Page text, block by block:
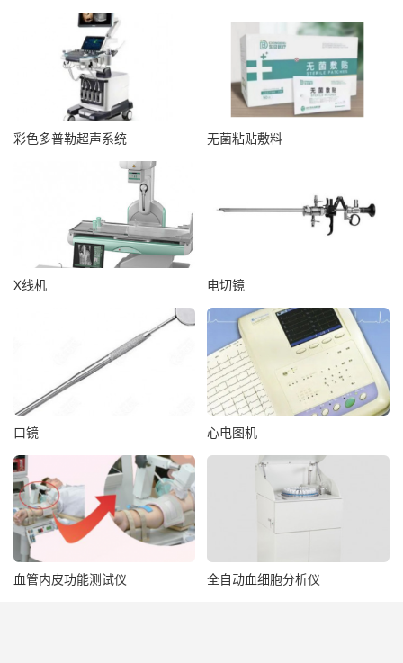
彩色多普勒超声系统 无菌粘贴敷料
X线机 电切镜
口镜 心电图机
血管内皮功能测试仪 全自动血细胞分析仪